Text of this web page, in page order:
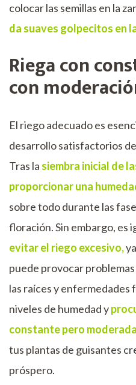
colocar las semillas en la
da suaves golpecitos en
Riega con
con
El riego adecuado es
desarrollo satisfactorios
Tras la siembra inicial de
proporcionar una
sobre todo durante las
floración. Sin embargo, es
evitar el riego excesivo,
puede provocar
las raíces y enfermedades
niveles de humedad y
constante pero
tus plantas de guisantes
próspero.